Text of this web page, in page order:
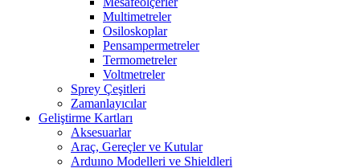
Multimetreler
Osiloskoplar
Pensampermetreler
Termometreler
Voltmetreler
Sprey Çeşitleri
Zamanlayıcılar
Geliştirme Kartları
Aksesuarlar
Araç, Gereçler ve Kutular
Arduıno Modelleri ve Shieldleri